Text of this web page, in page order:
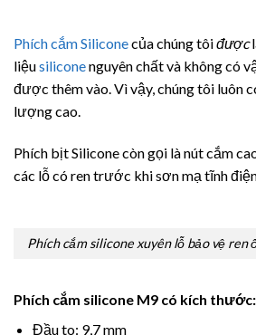
Phích cắm Siliconecủa chúng tôiđược
liệusiliconenguyên chất và không có
được thêm vào. Vì vậy, chúng tôi luôn
lượng cao.
Phích bịt Silicone còn gọi là nút cắm
các lỗ có ren trước khi sơn mạ tĩnh
Phích cắm silicone xuyên lỗ bảo vệ ren
Phích cắm silicone M9 có kích thước:
Đầu to: 9,7 mm